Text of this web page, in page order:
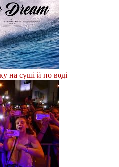
на суші й по воді